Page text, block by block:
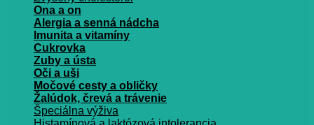
Ona a on
Alergia a senná nádcha
Imunita a vitamíny
Cukrovka
Zuby a ústa
Oči a uši
Močové cesty a obličky
Žalúdok, črevá a trávenie
Špeciálna výživa